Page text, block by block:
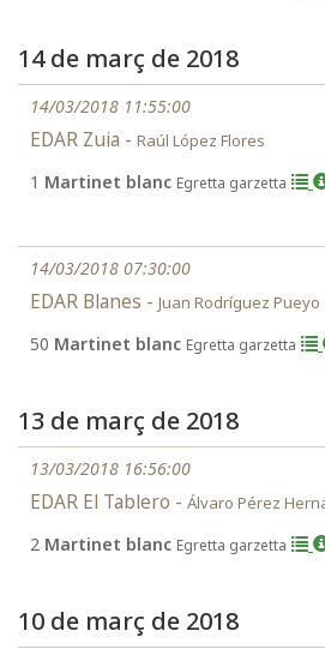
14 de març de 2018
14/03/2018 11:55:00
EDAR Zuia - Raúl López Flores
1 Martinet blanc Egretta garzetta
14/03/2018 07:30:00
EDAR Blanes - Juan Rodríguez Pueyo
50 Martinet blanc Egretta garzetta
13 de març de 2018
13/03/2018 16:56:00
EDAR El Tablero - Álvaro Pérez
2 Martinet blanc Egretta garzetta
10 de març de 2018